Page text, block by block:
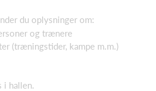
du oplysninger om:
og trænere
(træningstider, kampe m.m.)
i hallen.